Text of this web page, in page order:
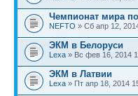
Чемпионат мира
NEFTO » Сб апр 12,
ЭКМ в Белоруси
Lexa » Вс фев 16, 2014
ЭКМ в Латвии
Lexa » Пт апр 18, 2014